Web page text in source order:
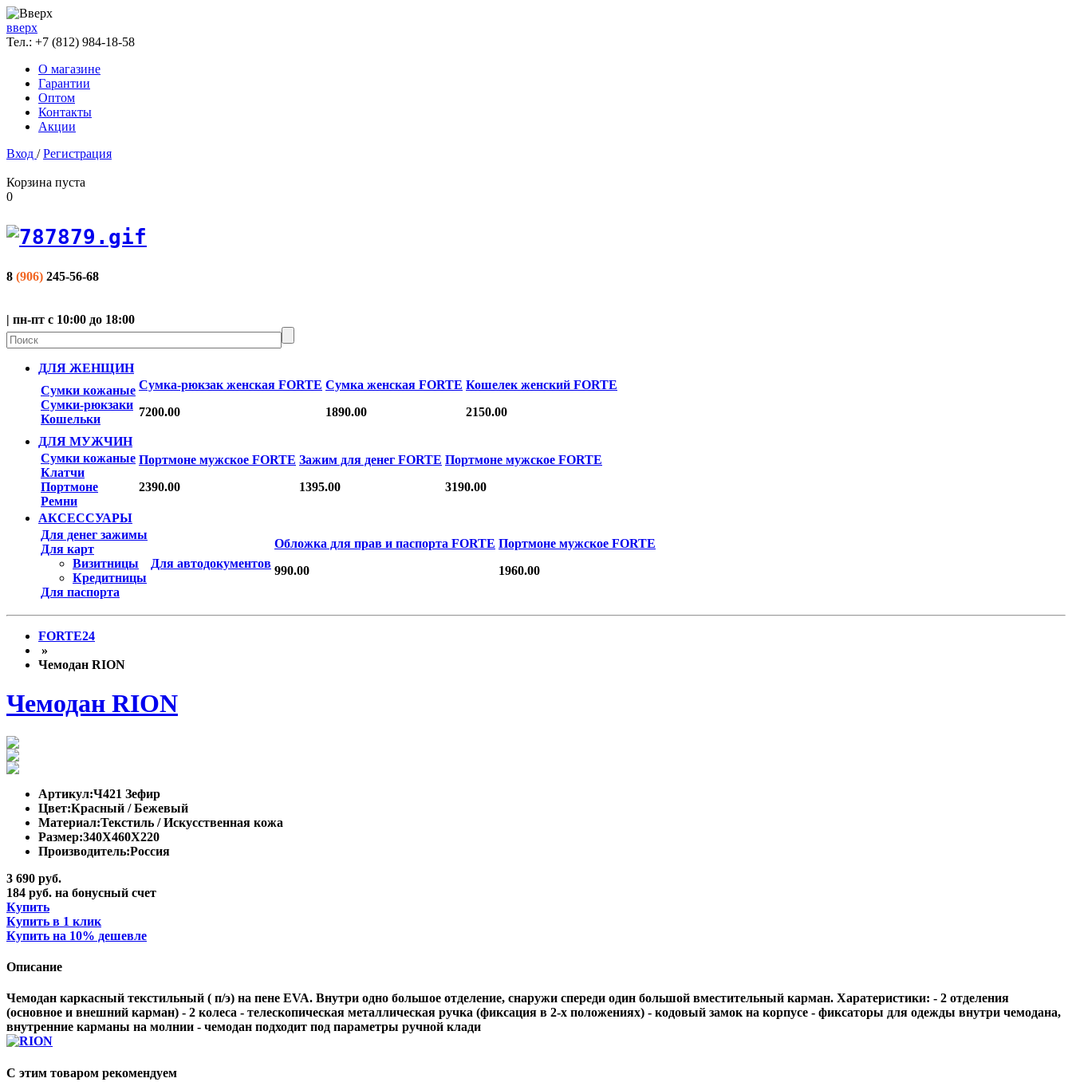
вверх
Тел.: +7 (812) 984-18-58
О магазине
Гарантии
Оптом
Контакты
Акции
Вход /Регистрация
Корзина пуста
0
8 (906) 245-56-68
| пн-пт с 10:00 до 18:00
ДЛЯ ЖЕНЩИН
Сумки кожаные
Сумки-рюкзаки
Кошельки
Сумка-рюкзак женская FORTE
7200.00
Сумка женская FORTE
1890.00
Кошелек женский FORTE
2150.00
ДЛЯ МУЖЧИН
Сумки кожаные
Клатчи
Портмоне
Ремни
Портмоне мужское FORTE
2390.00
Зажим для денег FORTE
1395.00
Портмоне мужское FORTE
3190.00
АКСЕССУАРЫ
Для денег зажимы
Для карт
Визитницы
Кредитницы
Для паспорта
Для автодокументов
Обложка для прав и паспорта FORTE
990.00
Портмоне мужское FORTE
1960.00
FORTE24
»
Чемодан RION
Чемодан RION
Артикул:Ч421 Зефир
Цвет:Красный / Бежевый
Материал:Текстиль / Искусственная кожа
Размер:340Х460Х220
Производитель:Россия
3 690 руб.
184 руб. на бонусный счет
Купить
Купить в 1 клик
Купить на 10% дешевле
Описание
Чемодан каркасный текстильный ( п/э) на пене EVA. Внутри одно большое отделение, снаружи спереди один большой вместительный карман. Харатеристики: - 2 отделения
(основное и внешний карман) - 2 колеса - телескопическая металлическая ручка (фиксация в 2-х положениях) - кодовый замок на корпусе - фиксаторы для одежды внутри чемодана,
внутренние карманы на молнии - чемодан подходит под параметры ручной клади
С этим товаром рекомендуем